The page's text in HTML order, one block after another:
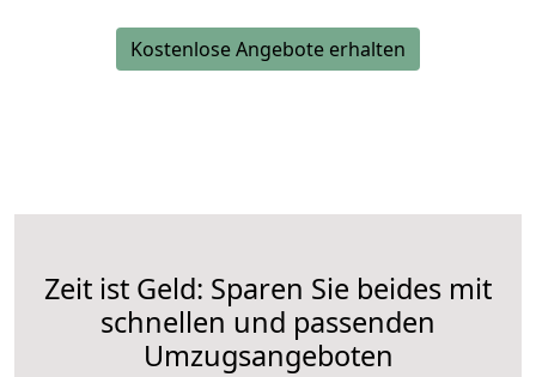
Kostenlose Angebote erhalten
Zeit ist Geld: Sparen Sie beides mit
schnellen und passenden
Umzugsangeboten